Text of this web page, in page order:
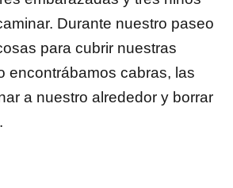
Durante nuestro paseo
para cubrir nuestras
encontrábamos cabras, las
a nuestro alrededor y borrar